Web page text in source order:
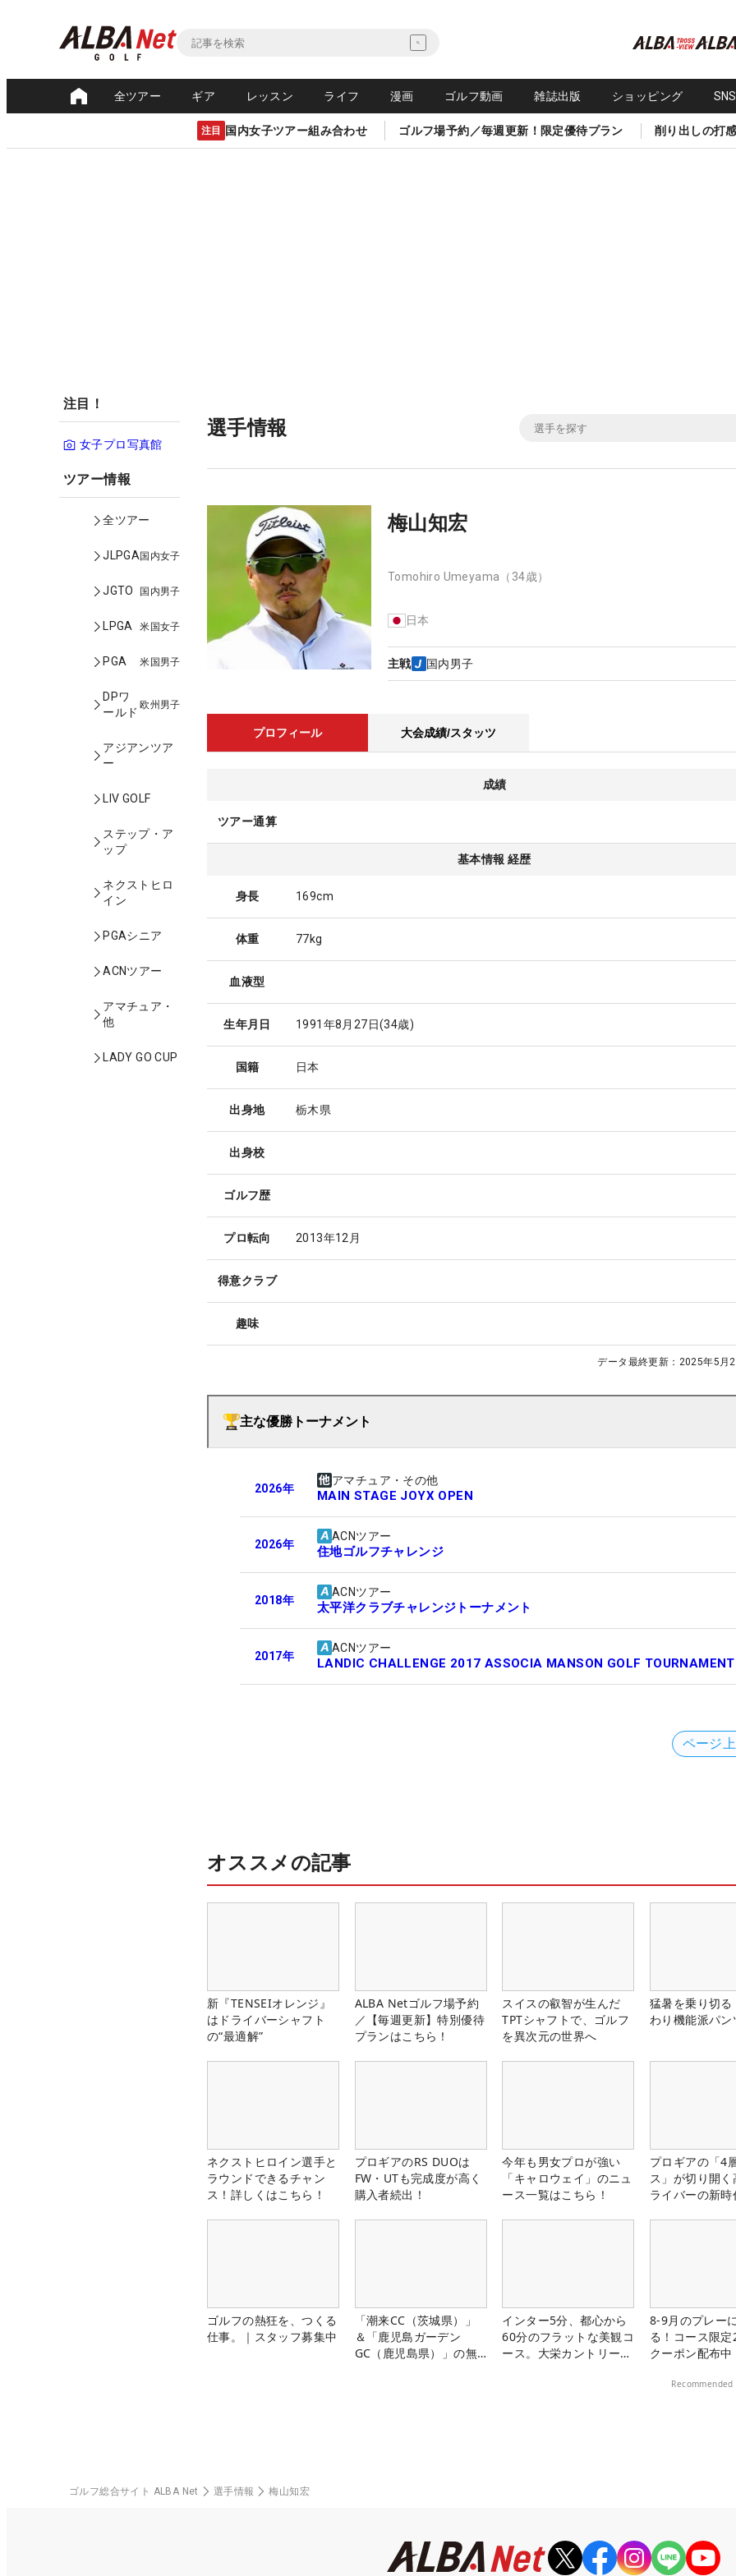
全ツアー ギア レッスン ライフ 漫画 ゴルフ動画 雑誌出版 ショッピング
注目 国内女子ツアー組み合わせ ゴルフ場予約／毎週更新！限定優待プラン 削り出しの打
注目！
女子プロ写真館
ツアー情報
全ツアー
JLPGA国内女子
JGTO 国内男子
LPGA 米国女子
PGA 米国男子
DPワ
ールド
欧州男子
アジアンツア
ー
LIV GOLF
ステップ・ア
ップ
ネクストヒロ
イン
PGAシニア
ACNツアー
アマチュア・
他
LADY GO CUP
選手情報
梅山知宏
Tomohiro Umeyama （34歳）
日本
主戦 国内男子
プロフィール 大会成績/スタッツ
成績
ツアー通算
基本情報 経歴
身長 169cm
体重 77kg
血液型
生年月日 1991年8月27日(34歳)
国籍 日本
出身地 栃木県
出身校
ゴルフ歴
プロ転向 2013年12月
得意クラブ
趣味
データ最終更新： 2025年5月
主な優勝トーナメント
2026年
アマチュア・その他
MAIN STAGE JOYX OPEN
2026年
ACNツアー
住地ゴルフチャレンジ
2018年
ACNツアー
太平洋クラブチャレンジトーナメント
2017年
ACNツアー
LANDIC CHALLENGE 2017 ASSOCIA MANSON GOLF TOURNAMENT
ページ
オススメの記事
新『TENSEIオレンジ』
はドライバーシャフト
の“最適解”
ALBA Netゴルフ場予約
／【毎週更新】特別優待
プランはこちら！
スイスの叡智が生んだ
TPTシャフトで、ゴルフ
を異次元の世界へ
猛暑を乗り切
わり機能派パ
ネクストヒロイン選手と
ラウンドできるチャン
ス！詳しくはこちら！
プロギアのRS DUOは
FW・UTも完成度が高く
購入者続出！
今年も男女プロが強い
「キャロウェイ」のニュ
ース一覧はこちら！
プロギアの「4
ス」が切り開
ライバーの新時
ゴルフの熱狂を、つくる
仕事。｜スタッフ募集中
「潮来CC（茨城県）」
＆「鹿児島ガーデン
GC（鹿児島県）」の無
インター5分、都心から
60分のフラットな美観コ
ース。大栄カントリー俱
8-9月のプレー
る！コース限
クーポン配布中
Recommended
ゴルフ総合サイト ALBA Net 選手情報 梅山知宏